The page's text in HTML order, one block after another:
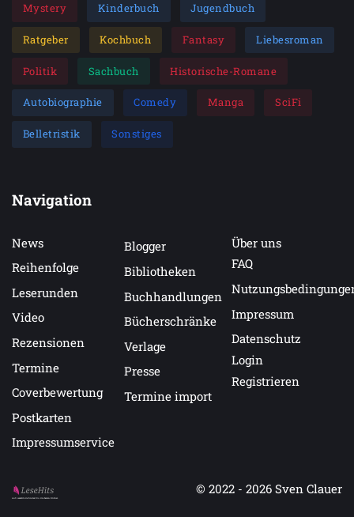
Mystery Kinderbuch Jugendbuch
Ratgeber Kochbuch Fantasy Liebesroman
Politik Sachbuch Historische-Romane
Autobiographie Comedy Manga SciFi
Belletristik Sonstiges
Navigation
News
Reihenfolge
Leserunden
Video
Rezensionen
Termine
Coverbewertung
Postkarten
Impressumservice
Blogger
Bibliotheken
Buchhandlungen
Bücherschränke
Verlage
Presse
Termine import
Über uns
FAQ
Impressum
Datenschutz
Login
Registrieren
Auf LeseHits.de findest Du die besten Bücher.
© 2022 - 2026 Sven Clauer